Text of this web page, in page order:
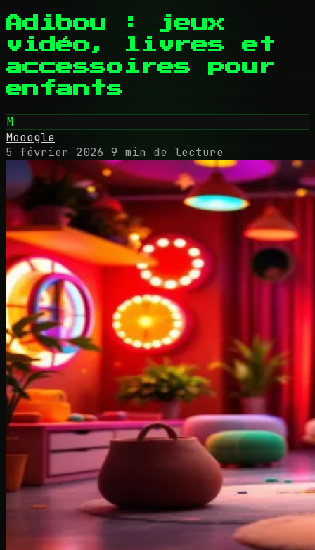
Adibou : jeux
vidéo, livres et
accessoires pour
enfants
M
Mooogle
5 février 2026 9 min de lecture